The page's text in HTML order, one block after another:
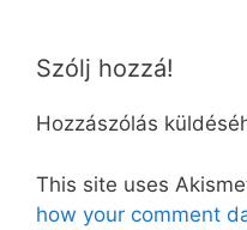
Szólj hozzá!
Hozzászólás
This site uses
how your comment